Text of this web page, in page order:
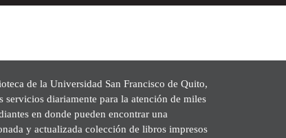
de la Universidad San Francisco de Quito,
servicios diariamente para la atención de miles
en donde pueden encontrar una
y actualizada colección de libros impresos